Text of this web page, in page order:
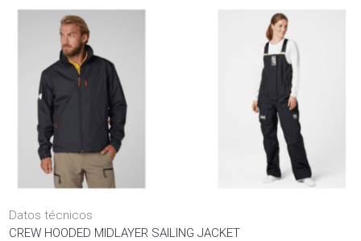
Datos técnicos
CREW HOODED MIDLAYER SAILING JACKET